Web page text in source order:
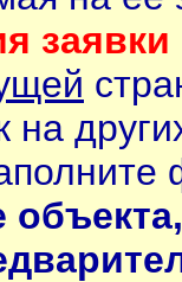
заявки
на